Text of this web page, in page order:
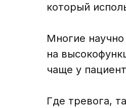
который
Многие
на
чаще у
Где тревога,